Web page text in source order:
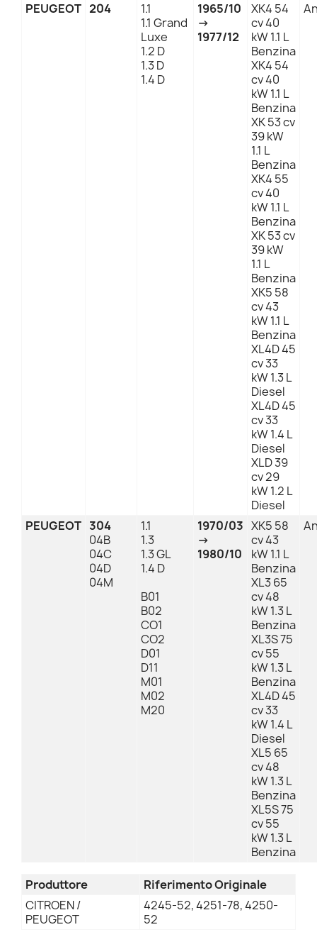
PEUGEOT 204
1.1
1.1 Grand
Luxe
1.2 D
1.3 D
1.4 D
1965/10
→
1977/12
XK4 54
cv 40
kW 1.1 L
Benzina
XK4 54
cv 40
kW 1.1 L
Benzina
XK 53 cv
39 kW
1.1 L
Benzina
XK4 55
cv 40
kW 1.1 L
Benzina
XK 53 cv
39 kW
1.1 L
Benzina
XK5 58
cv 43
kW 1.1 L
Benzina
XL4D 45
cv 33
kW 1.3 L
Diesel
XL4D 45
cv 33
kW 1.4 L
Diesel
XLD 39
cv 29
kW 1.2 L
Diesel
PEUGEOT 304
04B
04C
04D
04M
1.1
1.3
1.3 GL
1.4 D
B01
B02
CO1
CO2
D01
D11
M01
M02
M20
1970/03
→
1980/10
XK5 58
cv 43
kW 1.1 L
Benzina
XL3 65
cv 48
kW 1.3 L
Benzina
XL3S 75
cv 55
kW 1.3 L
Benzina
XL4D 45
cv 33
kW 1.4 L
Diesel
XL5 65
cv 48
kW 1.3 L
Benzina
XL5S 75
cv 55
kW 1.3 L
Benzina
Produttore
Riferimento Originale
CITROEN /
PEUGEOT
4245-52, 4251-78, 4250-
52